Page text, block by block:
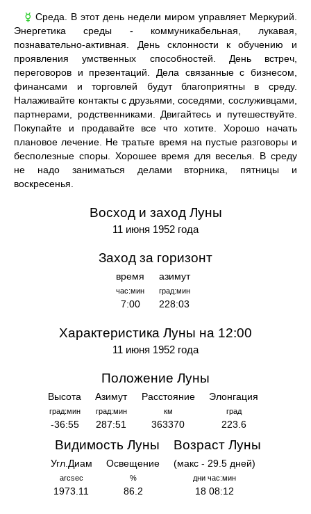
☿ Среда. В этот день недели миром управляет Меркурий.
Энергетика среды - коммуникабельная, лукавая,
познавательно-активная. День склонности к обучению и
проявления умственных способностей. День встреч,
переговоров и презентаций. Дела связанные с бизнесом,
финансами и торговлей будут благоприятны в среду.
Налаживайте контакты с друзьями, соседями, сослуживцами,
партнерами, родственниками. Двигайтесь и путешествуйте.
Покупайте и продавайте все что хотите. Хорошо начать
плановое лечение. Не тратьте время на пустые разговоры и
бесполезные споры. Хорошее время для веселья. В среду
не надо заниматься делами вторника, пятницы и
воскресенья.
Восход и заход Луны
11 июня 1952 года
Заход за горизонт
время
час:мин
7:00
азимут
град:мин
228:03
Характеристика Луны на 12:00
11 июня 1952 года
Положение Луны
Высота
град:мин
-36:55
Азимут
град:мин
287:51
Расстояние
км
363370
Элонгация
град
223.6
Видимость Луны
Угл.Диам
arcsec
1973.11
Освещение
%
86.2
Возраст Луны
(макс - 29.5 дней)
дни час:мин
18 08:12